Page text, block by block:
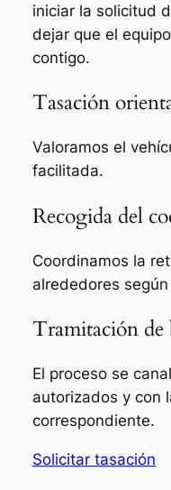
iniciar la solicitud
dejar que el
contigo.
Tasación
Valoramos el
facilitada.
Recogida del
Coordinamos la
alrededores
Tramitación de
El proceso se
autorizados y con
correspondiente.
Solicitar tasación